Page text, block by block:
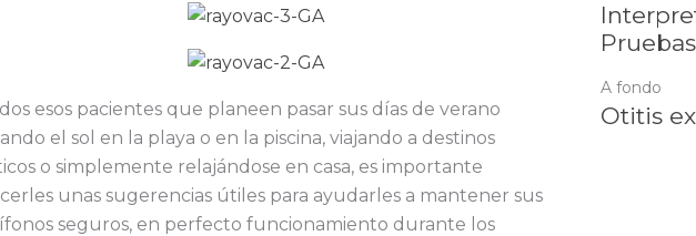
esos pacientes que planeen pasar sus días de verano
el sol en la playa o en la piscina, viajando a destinos
o simplemente relajándose en casa, es importante
unas sugerencias útiles para ayudarles a mantener sus
seguros, en perfecto funcionamiento durante los
A fondo
Otitis